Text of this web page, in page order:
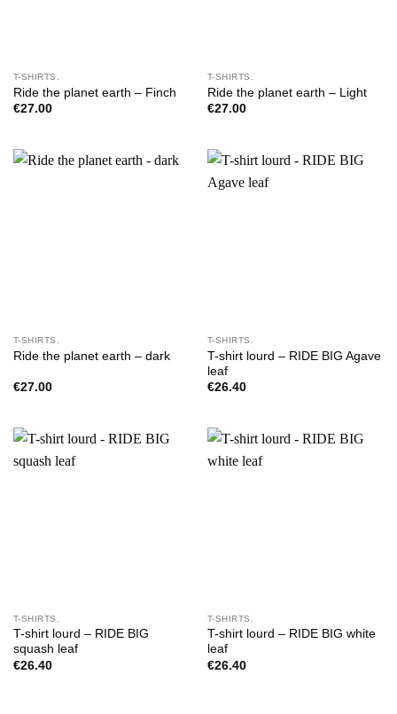
T-SHIRTS.
Ride the planet earth – Finch
€27.00
T-SHIRTS.
Ride the planet earth – Light
€27.00
T-SHIRTS.
Ride the planet earth – dark
€27.00
T-SHIRTS.
T-shirt lourd – RIDE BIG Agave
leaf
€26.40
T-SHIRTS.
T-shirt lourd – RIDE BIG
squash leaf
€26.40
T-SHIRTS.
T-shirt lourd – RIDE BIG white
leaf
€26.40